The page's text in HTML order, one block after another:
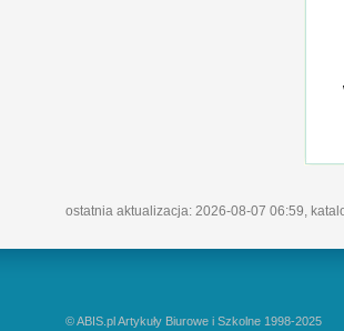
ostatnia aktualizacja: 2026-08-07 06:59,
© ABIS.pl Artykuły Biurowe i Szkolne 1998-2025